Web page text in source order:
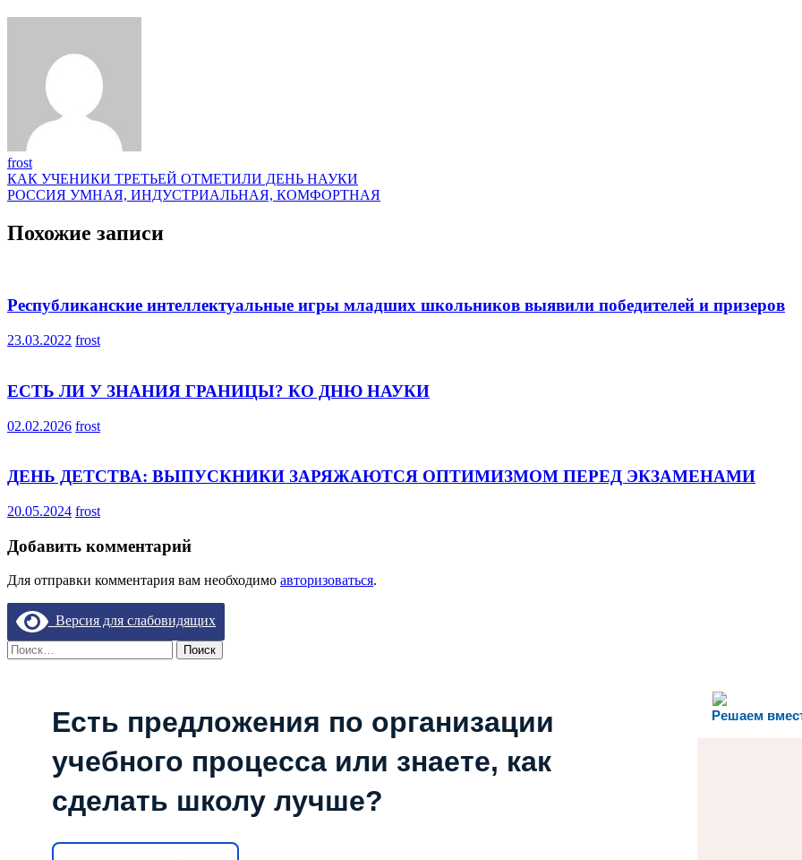
frost
Навигация
по
записям
КАК УЧЕНИКИ ТРЕТЬЕЙ ОТМЕТИЛИ ДЕНЬ НАУКИ
РОССИЯ УМНАЯ, ИНДУСТРИАЛЬНАЯ, КОМФОРТНАЯ
Похожие записи
Республиканские интеллектуальные игры младших школьников выявили победителей и призеров
23.03.2022 frost
ЕСТЬ ЛИ У ЗНАНИЯ ГРАНИЦЫ? КО ДНЮ НАУКИ
02.02.2026 frost
ДЕНЬ ДЕТСТВА: ВЫПУСКНИКИ ЗАРЯЖАЮТСЯ ОПТИМИЗМОМ ПЕРЕД ЭКЗАМЕНАМИ
20.05.2024 frost
Добавить комментарий
Для отправки комментария вам необходимо авторизоваться.
Версия для слабовидящих
Найти:
Решаем
Есть предложения по организации
учебного процесса или знаете, как
сделать школу лучше?